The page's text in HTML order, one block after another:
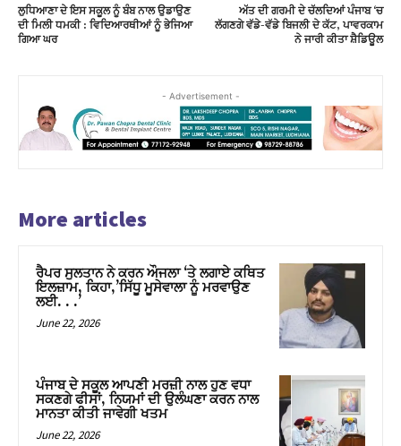
ਲੁਧਿਆਣਾ ਦੇ ਇਸ ਸਕੂਲ ਨੂੰ ਬੰਬ ਨਾਲ ਉਡਾਉਣ
ਦੀ ਮਿਲੀ ਧਮਕੀ : ਵਿਦਿਆਰਥੀਆਂ ਨੂੰ ਭੇਜਿਆ
ਗਿਆ ਘਰ
ਅੱਤ ਦੀ ਗਰਮੀ ਦੇ ਚੱਲਦਿਆਂ ਪੰਜਾਬ ‘ਚ
ਲੱਗਣਗੇ ਵੱਡੇ-ਵੱਡੇ ਬਿਜਲੀ ਦੇ ਕੱਟ, ਪਾਵਰਕਾਮ
ਨੇ ਜਾਰੀ ਕੀਤਾ ਸ਼ੈਡਿਊਲ
- Advertisement -
More articles
ਰੈਪਰ ਸੁਲਤਾਨ ਨੇ ਕਰਨ ਔਜਲਾ ‘ਤੇ ਲਗਾਏ ਕਥਿਤ
ਇਲਜ਼ਾਮ, ਕਿਹਾ,’ਸਿੱਧੂ ਮੂਸੇਵਾਲਾ ਨੂੰ ਮਰਵਾਉਣ
ਲਈ. . .’
June 22, 2026
ਪੰਜਾਬ ਦੇ ਸਕੂਲ ਆਪਣੀ ਮਰਜ਼ੀ ਨਾਲ ਹੁਣ ਵਧਾ
ਸਕਣਗੇ ਫੀਸਾਂ, ਨਿਯਮਾਂ ਦੀ ਉਲੰਘਣਾ ਕਰਨ ਨਾਲ
ਮਾਨਤਾ ਕੀਤੀ ਜਾਵੇਗੀ ਖਤਮ
June 22, 2026